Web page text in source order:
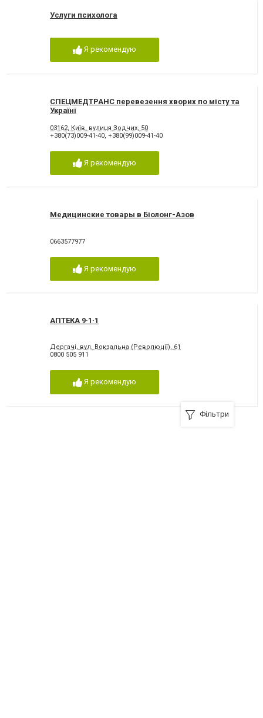
Услуги психолога
Я рекомендую
СПЕЦМЕДТРАНС перевезення хворих по місту та
Україні
03162, Київ, вулиця Зодчих, 50
+380(73)009-41-40, +380(99)009-41-40
Я рекомендую
Медицинские товары в Біолонг-Азов
0663577977
Я рекомендую
АПТЕКА 9·1·1
Дергачі, вул. Вокзальна (Революції), 61
0800 505 911
Я рекомендую
Фільтри